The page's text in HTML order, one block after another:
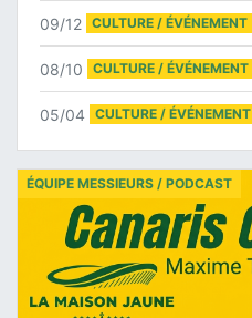
09/12 CULTURE / ÉVÉNEMENT
08/10 CULTURE / ÉVÉNEMENT
05/04 CULTURE / ÉVÉNEMENT
ÉQUIPE MESSIEURS / PODCAST